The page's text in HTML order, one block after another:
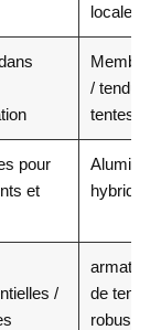
locale
/ tendue +
tentes
pour
et
hybride
/
de tente
robustes